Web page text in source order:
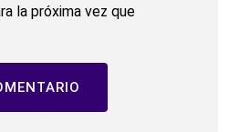
la próxima vez que